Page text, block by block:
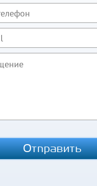
Отправить